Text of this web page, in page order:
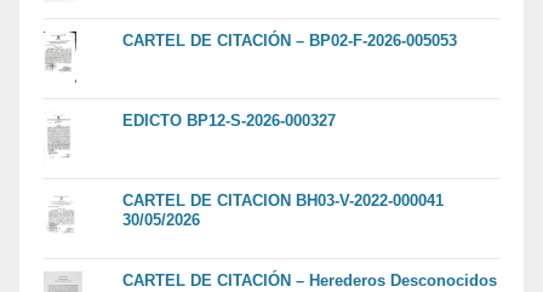
CARTEL DE CITACIÓN – BP02-F-2026-005053
EDICTO BP12-S-2026-000327
CARTEL DE CITACION BH03-V-2022-000041
30/05/2026
CARTEL DE CITACIÓN – Herederos Desconocidos